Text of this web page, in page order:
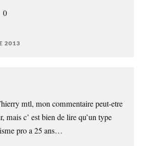
0
2013
mtl, mon commentaire peut-etre
mais c’ est bien de lire qu’un type
pro a 25 ans…